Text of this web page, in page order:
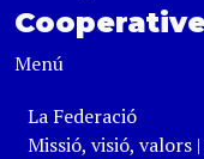
Menú
La Federació
Missió, visió, valors|